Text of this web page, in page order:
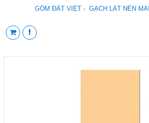
GỐM ĐẤT VIỆT - GẠCH LÁT NỀN